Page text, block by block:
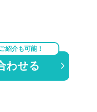
紹介も可能！
わせる